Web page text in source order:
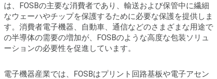
は、FOSBの主要な消費者であり、輸送および保管中に繊細
なウェーハやチップを保護するために必要な保護を提供しま
す。消費者電子機器、自動車、通信などのさまざまな用途で
の半導体の需要の増加が、FOSBのような高度な包装ソリュ
ーションの必要性を促進しています。
電子機器産業では、FOSBはプリント回路基板や電子アセン